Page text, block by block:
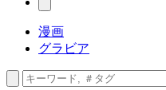
漫画
グラビア